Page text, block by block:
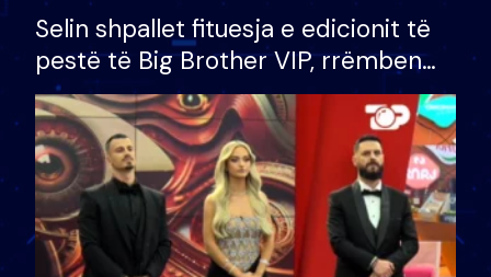
Selin shpallet fituesja e edicionit të
pestë të Big Brother VIP, rrëmben
çmimin e madh prej 100 mijë eurosh